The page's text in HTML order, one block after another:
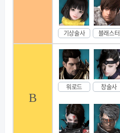
기상술사 블래스터
B
워로드 창술사